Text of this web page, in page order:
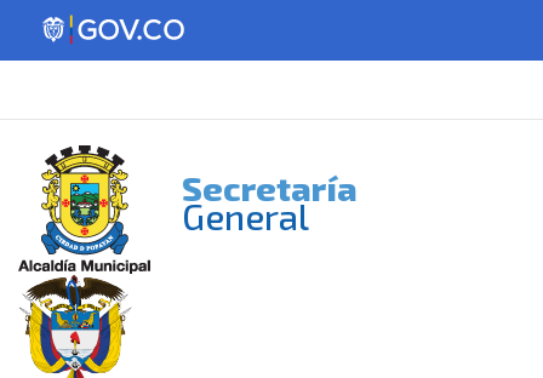
Secretaría
General